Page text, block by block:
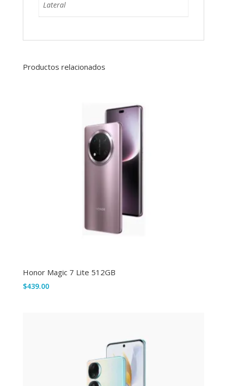
Lateral
Productos relacionados
Honor Magic 7 Lite 512GB
$439.00